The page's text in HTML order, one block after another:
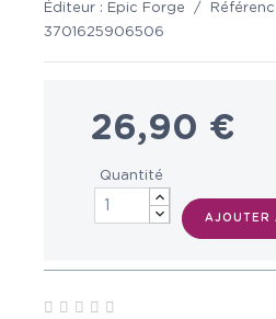
Éditeur : Epic Forge /
3701625906506
26,90 €
Quantité
AJOUTER